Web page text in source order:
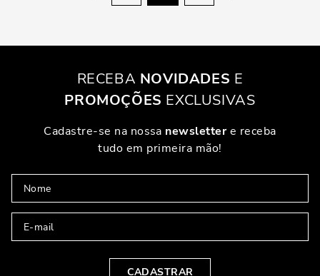
RECEBA NOVIDADES E
PROMOÇÕES EXCLUSIVAS
Cadastre-se na nossa newslettere receba
tudo em primeira mão!
CADASTRAR